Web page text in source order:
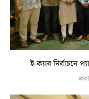
ই-ক্যাব নির্বাচনে